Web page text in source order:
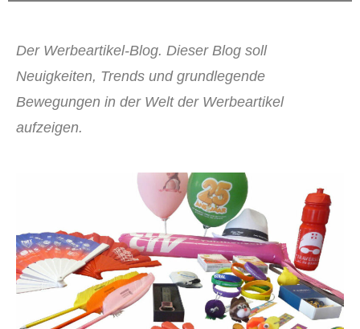
Der Werbeartikel-Blog. Dieser Blog soll
Neuigkeiten, Trends und grundlegende
Bewegungen in der Welt der Werbeartikel
aufzeigen.